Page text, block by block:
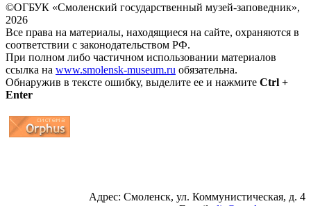
©ОГБУК «Смоленский государственный музей-заповедник»,
2026
Все права на материалы, находящиеся на сайте, охраняются в
соответствии с законодательством РФ.
При полном либо частичном использовании материалов
ссылка на www.smolensk-museum.ru обязательна.
Обнаружив в тексте ошибку, выделите ее и нажмите Ctrl +
Enter
Адрес: Смоленск, ул. Коммунистическая, д. 4